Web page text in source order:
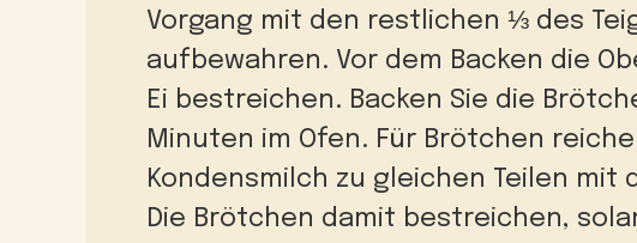
Vorgang mit den restlichen ⅓ des
aufbewahren. Vor dem Backen die
Ei bestreichen. Backen Sie die
Minuten im Ofen. Für Brötchen
Kondensmilch zu gleichen Teilen mit
Die Brötchen damit bestreichen,